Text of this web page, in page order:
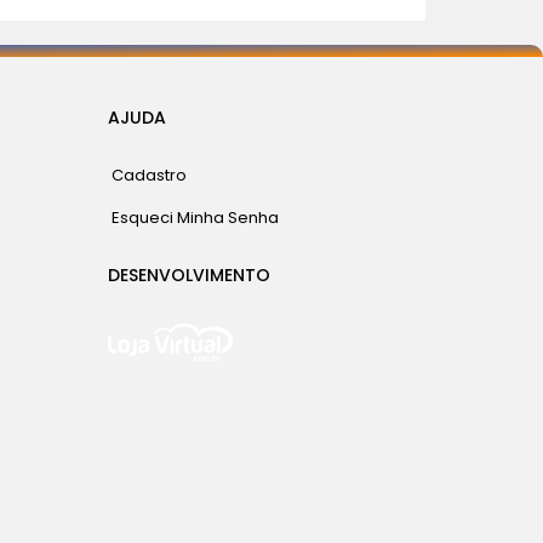
AJUDA
Cadastro
Esqueci Minha Senha
DESENVOLVIMENTO